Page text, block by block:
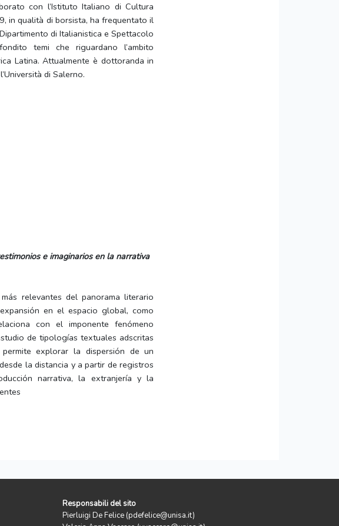
con l’Istituto Italiano di Cultura
in qualità di borsista, ha frequentato il
di Italianistica e Spettacolo
temi che riguardano l’ambito
Latina. Attualmente è dottoranda in
di Salerno.
e imaginarios en la narrativa
relevantes del panorama literario
en el espacio global, como
con el imponente fenómeno
de tipologías textuales adscritas
explorar la dispersión de un
la distancia y a partir de registros
narrativa, la extranjería y la
Responsabili del sito
Pierluigi De Felice (pdefelice@unisa.it)